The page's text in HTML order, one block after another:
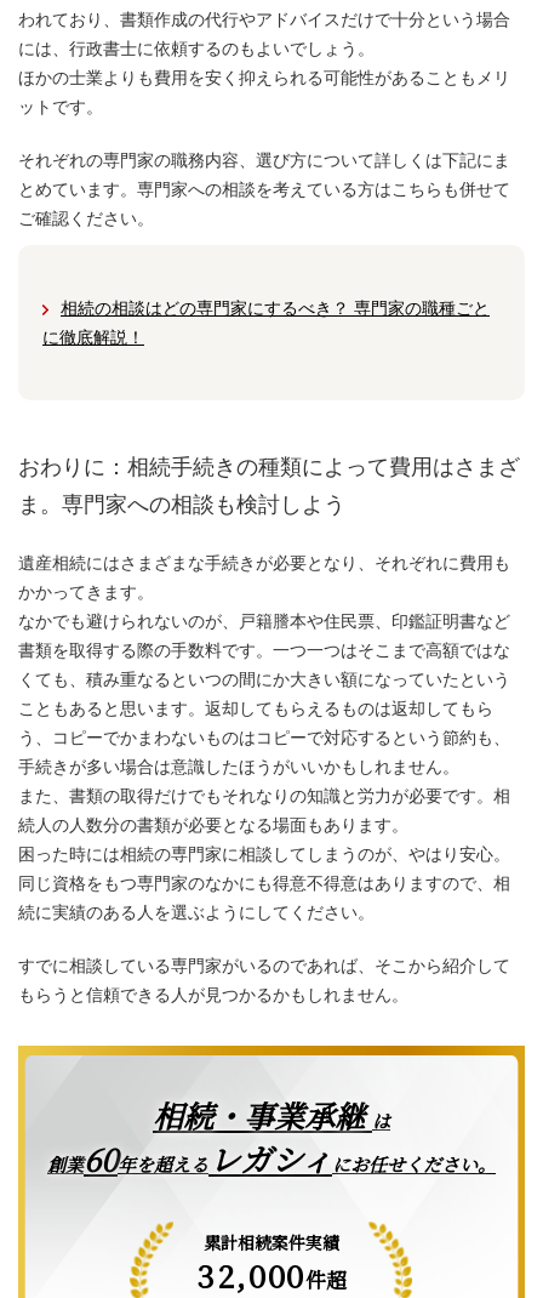
われており、書類作成の代行やアドバイスだけで十分という場合
には、行政書士に依頼するのもよいでしょう。
ほかの士業よりも費用を安く抑えられる可能性があることもメリ
ットです。
それぞれの専門家の職務内容、選び方について詳しくは下記にま
とめています。専門家への相談を考えている方はこちらも併せて
ご確認ください。
相続の相談はどの専門家にするべき？ 専門家の職種ごと
に徹底解説！
おわりに：相続手続きの種類によって費用はさまざ
ま。専門家への相談も検討しよう
遺産相続にはさまざまな手続きが必要となり、それぞれに費用も
かかってきます。
なかでも避けられないのが、戸籍謄本や住民票、印鑑証明書など
書類を取得する際の手数料です。一つ一つはそこまで高額ではな
くても、積み重なるといつの間にか大きい額になっていたという
こともあると思います。返却してもらえるものは返却してもら
う、コピーでかまわないものはコピーで対応するという節約も、
手続きが多い場合は意識したほうがいいかもしれません。
また、書類の取得だけでもそれなりの知識と労力が必要です。相
続人の人数分の書類が必要となる場面もあります。
困った時には相続の専門家に相談してしまうのが、やはり安心。
同じ資格をもつ専門家のなかにも得意不得意はありますので、相
続に実績のある人を選ぶようにしてください。
すでに相談している専門家がいるのであれば、そこから紹介して
もらうと信頼できる人が見つかるかもしれません。
相続・事業承継は
創業60年を超える レガシィ にお任せください。
累計相続案件実績
32,000件超